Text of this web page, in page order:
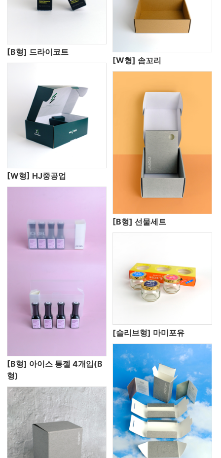
[B형] 드라이코트
[W형] 솜꼬리
[W형] HJ중공업
[B형] 선물세트
[B형] 아이스 통젤 4개입(B
형)
[슬리브형] 마미포유